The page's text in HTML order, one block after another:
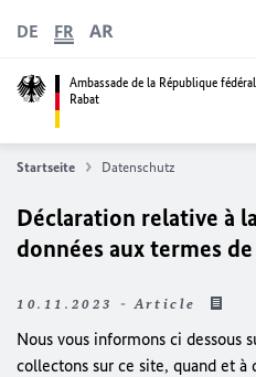
Ambassade de la République
Rabat
DE FR AR
Startseite Datenschutz
Déclaration relative à
données aux termes
10.11.2023 - Article
Nous vous informons ci dessous
collectons sur ce site, quand et à